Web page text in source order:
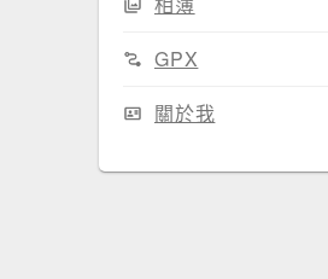
GPX
關於我